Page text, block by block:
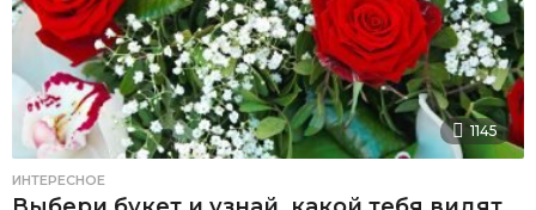
1145
ИНТЕРЕСНОЕ